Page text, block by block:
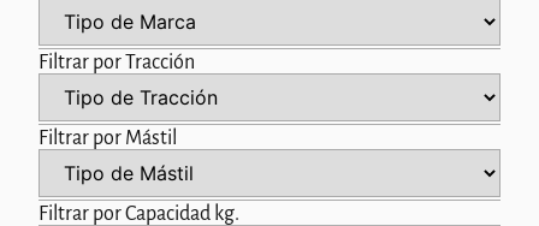
Filtrar por Tracción
Filtrar por Mástil
Filtrar por Capacidad kg.